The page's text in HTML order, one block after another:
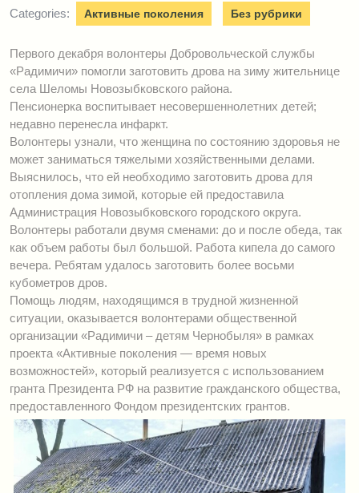
Categories: Активные поколения Без рубрики
Первого декабря волонтеры Добровольческой службы
«Радимичи» помогли заготовить дрова на зиму жительнице
села Шеломы Новозыбковского района.
Пенсионерка воспитывает несовершеннолетних детей;
недавно перенесла инфаркт.
Волонтеры узнали, что женщина по состоянию здоровья не
может заниматься тяжелыми хозяйственными делами.
Выяснилось, что ей необходимо заготовить дрова для
отопления дома зимой, которые ей предоставила
Администрация Новозыбковского городского округа.
Волонтеры работали двумя сменами: до и после обеда, так
как объем работы был большой. Работа кипела до самого
вечера. Ребятам удалось заготовить более восьми
кубометров дров.
Помощь людям, находящимся в трудной жизненной
ситуации, оказывается волонтерами общественной
организации «Радимичи – детям Чернобыля» в рамках
проекта «Активные поколения — время новых
возможностей», который реализуется с использованием
гранта Президента РФ на развитие гражданского общества,
предоставленного Фондом президентских грантов.